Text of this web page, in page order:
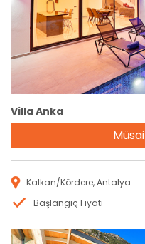
Villa Anka
Kalkan/Kördere, Antalya
Başlangıç Fiyatı